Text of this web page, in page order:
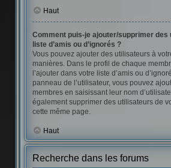
Haut
Comment puis-je ajouter/supprimer des
liste d’amis ou d’ignorés ?
Vous pouvez ajouter des utilisateurs à
manières. Dans le profil de chaque
l’ajouter dans votre liste d’amis ou
panneau de l’utilisateur, vous pouvez
membres en saisissant leur nom
également supprimer des utilisateurs de
cette même page.
Haut
Recherche dans les forums